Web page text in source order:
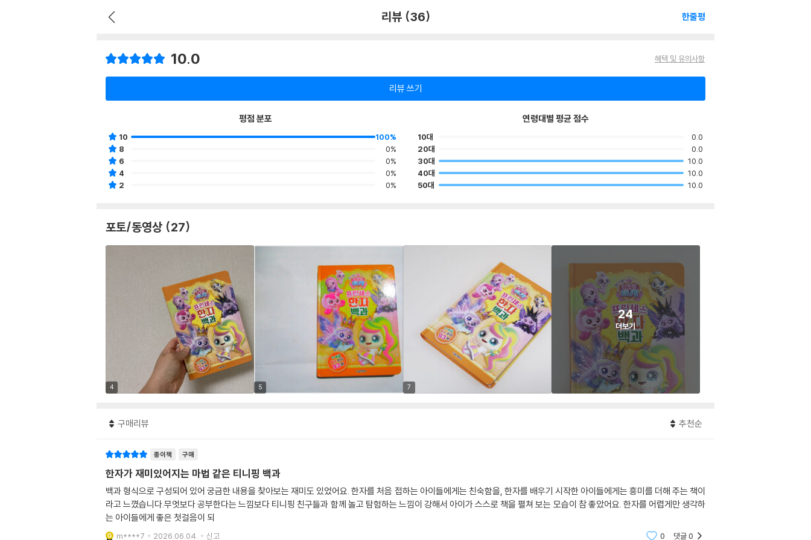
리뷰 (36) 한줄평
10.0 혜택 및 유의사항
리뷰 쓰기
평점 분포
10
100%
8
0%
6
0%
4
0%
2
0%
연령대별 평균 점수
10대
0.0
20대
0.0
30대
10.0
40대
10.0
50대
10.0
포토/동영상 (27)
4 5 7
24
더보기
구매리뷰 추천순
종이책 구매
한자가 재미있어지는 마법 같은 티니핑 백과
백과 형식으로 구성되어 있어 궁금한 내용을 찾아보는 재미도 있었어요. 한자를 처음 접하는 아이들에게는 친숙함을, 한자를 배우기 시작한 아이들에게는 흥미를 더해 주는 책이
라고 느꼈습니다.무엇보다 공부한다는 느낌보다 티니핑 친구들과 함께 놀고 탐험하는 느낌이 강해서 아이가 스스로 책을 펼쳐 보는 모습이 참 좋았어요. 한자를 어렵게만 생각하
는 아이들에게 좋은 첫걸음이 되
m****7 2026.06.04. 신고 0 댓글0